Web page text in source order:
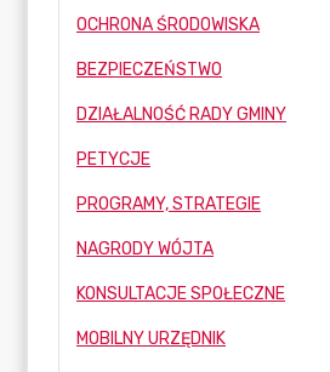
OCHRONA ŚRODOWISKA
BEZPIECZEŃSTWO
DZIAŁALNOŚĆ RADY GMINY
PETYCJE
PROGRAMY, STRATEGIE
NAGRODY WÓJTA
KONSULTACJE SPOŁECZNE
MOBILNY URZĘDNIK